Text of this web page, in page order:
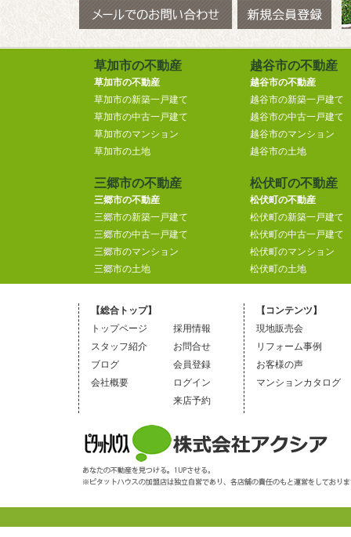
草加市の不動産
草加市の不動産
草加市の新築一戸建て
草加市の中古一戸建て
草加市のマンション
草加市の土地
越谷市の不動産
越谷市の不動産
越谷市の新築一戸建て
越谷市の中古一戸建て
越谷市のマンション
越谷市の土地
三郷市の不動産
三郷市の不動産
三郷市の新築一戸建て
三郷市の中古一戸建て
三郷市のマンション
三郷市の土地
松伏町の不動産
松伏町の不動産
松伏町の新築一戸建て
松伏町の中古一戸建て
松伏町のマンション
松伏町の土地
【総合トップ】
トップページ
スタッフ紹介
ブログ
会社概要
採用情報
お問合せ
会員登録
ログイン
来店予約
【コンテンツ】
現地販売会
リフォーム事例
お客様の声
マンションカタログ